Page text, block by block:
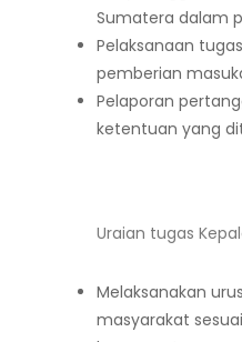
Sumatera dalam
Pelaksanaan
pemberian
Pelaporan
ketentuan yang
Uraian tugas
Melaksanakan
masyarakat